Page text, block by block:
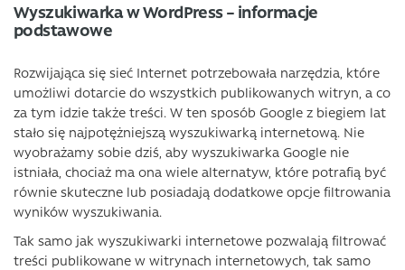
Wyszukiwarka w WordPress – informacje
podstawowe
Rozwijająca się sieć Internet potrzebowała narzędzia, które
umożliwi dotarcie do wszystkich publikowanych witryn, a co
za tym idzie także treści. W ten sposób Google z biegiem lat
stało się najpotężniejszą wyszukiwarką internetową. Nie
wyobrażamy sobie dziś, aby wyszukiwarka Google nie
istniała, chociaż ma ona wiele alternatyw, które potrafią być
równie skuteczne lub posiadają dodatkowe opcje filtrowania
wyników wyszukiwania.
Tak samo jak wyszukiwarki internetowe pozwalają filtrować
treści publikowane w witrynach internetowych, tak samo